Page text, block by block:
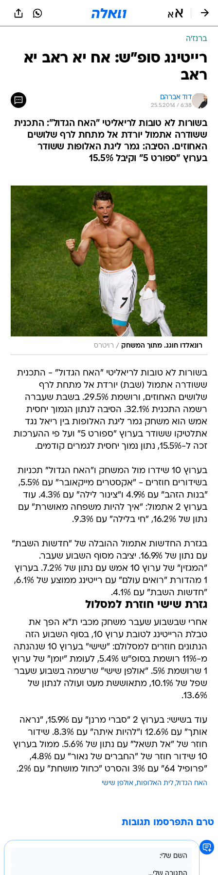
ברנז'ה
רייטינג סופ"ש: אח יא ראב יא
ראב
דוד אברהם
25.5.2014 / 6:38
בשורות לא טובות לריאליטי "האח הגדול": התכנית
ששודרה אתמול יורדת אל מתחת לרף שלושים
האחוזים. הסיבה: גמר ליגת האלופות ששודר
בערוץ "ספורט 5" וקיבל 15.5%
רונאלדו חוגג. מתוך המשחק / רויטרס
בשורות לא טובות לריאליטי "האח הגדול" - התכנית
ששודרה אתמול (שבת) יורדת אל מתחת לרף
שלושים האחוזים, ורושמת 29.5%. בשבת שעברה
רשמה התכנית 32.1%. הסיבה לנתון הנמוך יחסית
אמש הוא משחק גמר ליגת האלופות בין ריאל נגד
אתלטיקו ששודר בערוץ "ספורט 5" ועל פי ההערכות
זכה ל-15.5%, נתון נמוך יחסית לגמרים קודמים.
בערוץ 10 שידרו מול המשחק ו"האח הגדול" תכניות
בשידורים חוזרים - "אקסטרים מייקאובר" עם 5.5%,
"בנות הזהב" עם 4.9% ו"צינור לילה" עם 4.3%. עוד
בערוץ 2 אתמול: "איך להיות משפחה מאושרת" עם
נתון של 16.2%, "חי בלילה" עם 9.3%.
בגזרת החדשות אתמול ההובלה של "חדשות השבת"
עם נתון של 16.9%. יציבה מסוף השבוע שעבר.
"המגזין" של ערוץ 10 אמש עם נתון של 7.2%. בערוץ
1 מהדורת "רואים עולם" עם רייטינג ממוצע של 6.1%,
"חדשות השבת" עם 4.1%.
גזרת שישי חוזרת למסלול
אחרי שבשבוע שעבר משחק מכבי ת"א הפך את
טבלת הרייטינג לטובת ערוץ 10, בסוף השבוע הזה
הנתונים חוזרים למסלולם: "שישי" בערוץ 10 שנהנתה
מ-11% רושמת בסופ"ש 5.4%, לעומת "יומן" של ערוץ
1 שרושמת 5%. "אולפן שישי" שרשמה בשבוע שעבר
שפל של 10.1%, מתאוששת מעט ועולה לנתון של
13.6%.
עוד בשישי: בערוץ 2 "סברי מרנן" עם 15.9%, "נראה
אותך" עם 12.6% ו"להיות איתה" עם 8.3%. שידור
חוזר של "אל תשאל" עם נתון של 5.6%. ממול בערוץ
10 שידור חוזר של "החברים של נאור" עם 4.8%,
"פרופיל 64" עם 3% והסרט "כחול מושחת" עם 2%.
האח הגדול לית האלופות אולפן שישי
טרם התפרסמו תגובות